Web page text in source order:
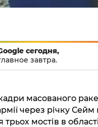
сегодня,
завтра.
масованого
через річку Сейм
мостів в